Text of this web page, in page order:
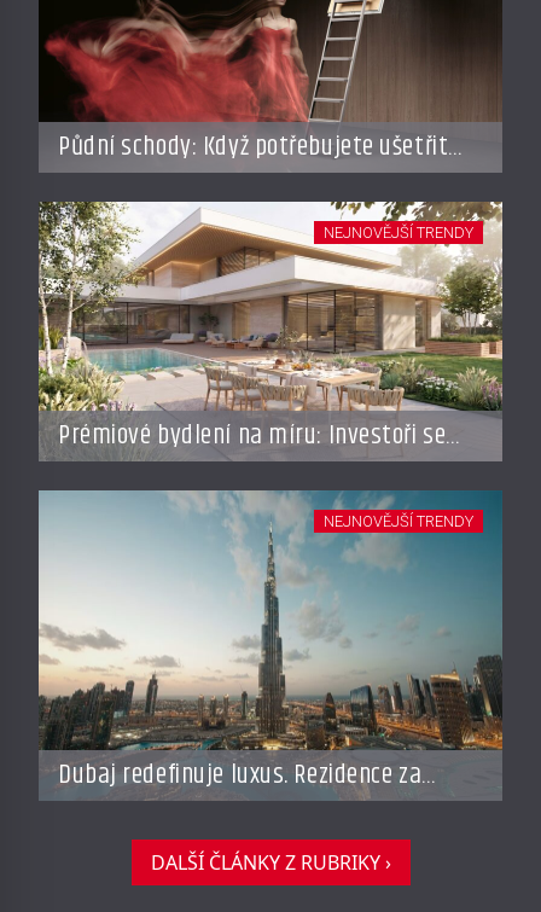
Půdní schody: Když potřebujete ušetřit
místo, ale nechcete dělat kompromisy
Prémiové bydlení na míru: Investoři se
vracejí do Česka, roste zájem o top
adresy i byty a domy za stovky milionů
NEJNOVĚJŠÍ TRENDY
Dubaj redefinuje luxus. Rezidence za
miliardy dnes připomínají soukromé
resorty budoucnosti
NEJNOVĚJŠÍ TRENDY
DALŠÍ ČLÁNKY Z RUBRIKY ›